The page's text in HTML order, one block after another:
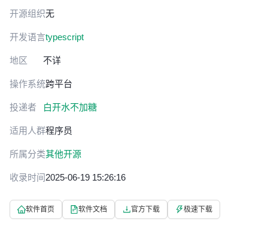
开源组织无
开发语言typescript
地区 不详
操作系统跨平台
投递者 白开水不加糖
适用人群程序员
所属分类其他开源
收录时间2025-06-19 15:26:16
软件首页 软件文档 官方下载 极速下载